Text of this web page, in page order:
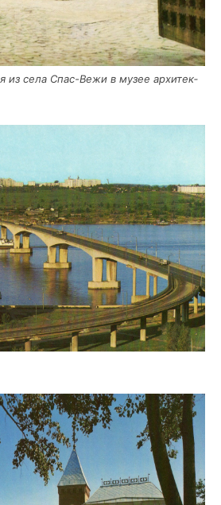
из села Спас-Вежи в музее архи­тек­